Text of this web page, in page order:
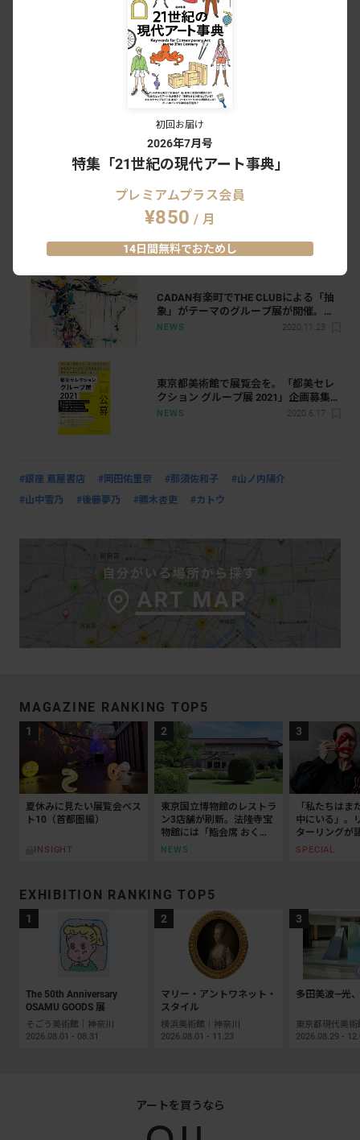
平子雄一キュレーションする初のグル
ープ展。「In search of others」が
KOTARO NUKAGAで開催へ
NEWS
「日本画」と現代アートの隔たりはな
ぜ生まれたか。グループ展「re」 座談
INTERVIEW
アートを通して「私たちの居場所」に
ついて考える。東京藝術大学大学美術
館でグループ展「居場所はどこにあ
る？」が開催
NEWS 2021.5.19
CADAN有楽町でTHE CLUBによる「抽
象」がテーマのグループ展が開催。サ
ム・フランシス、猪瀬直哉、ジャッキ
NEWS 2020.11.23
東京都美術館で展覧会を。「都美セレ
クション グループ展 2021」企画募集
がスタート
NEWS 2020.6.17
#銀座 蔦屋書店 #岡田佑里奈 #那須佐和子
#山ノ内陽介
#山中雪乃
#後藤夢乃 #勝木杏吏 #カトウ
MAGAZINE RANKING TOP5
夏休みに見たい展覧会ベス
ト10（首都圏編）
INSIGHT
東京国立博物館のレストラ
ン3店舗が刷新。法隆寺宝
物館には「鮨会席 おく
乃」がオープン
NEWS
「私たちはま
中にいる」。
ターリングが
抵抗の50年
SPECIAL
EXHIBITION RANKING TOP5
The 50th Anniversary
OSAMU GOODS 展
そごう美術館｜神奈川
2026.08.01 - 08.31
マリー・アントワネット・
スタイル
横浜美術館｜神奈川
2026.08.01 - 11.23
多田美波―光
2026.08.29 -
アートを買うなら
初回お届け
2026年7月号
特集「21世紀の現代アート事典」
プレミアムプラス会員
¥850 / 月
14日間無料でおためし